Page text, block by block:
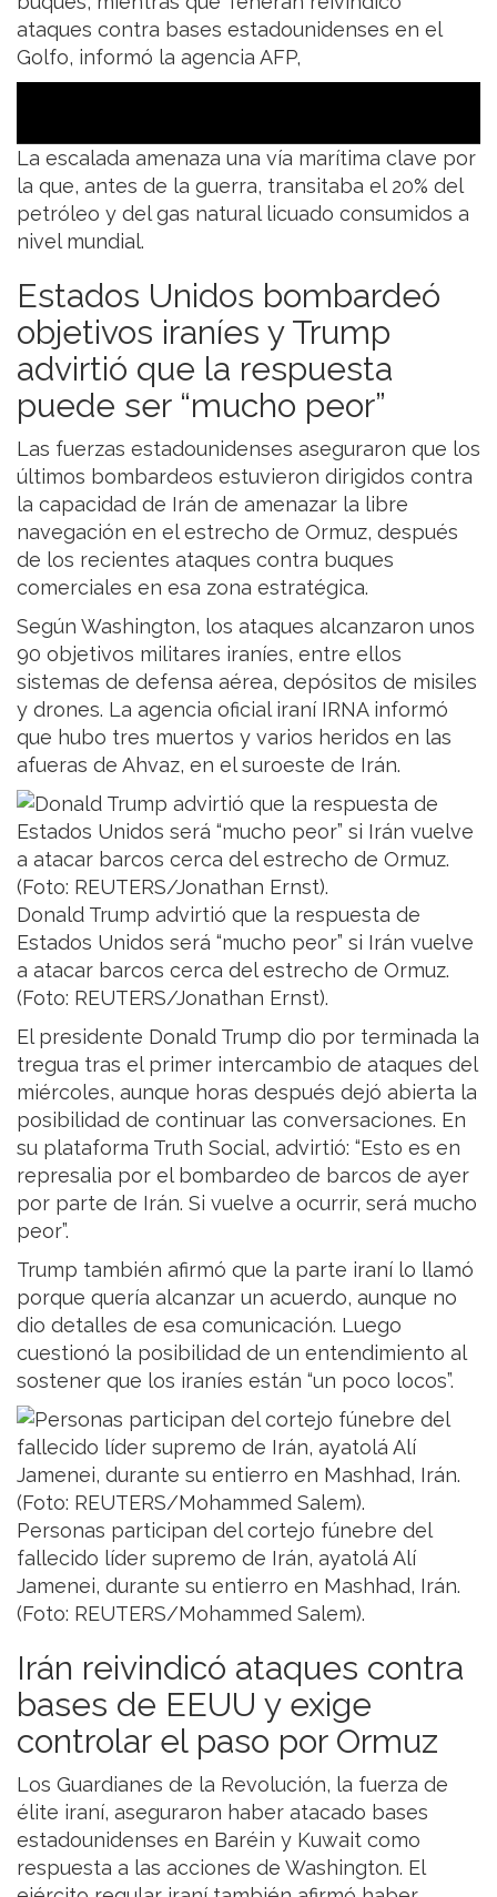
ataques contra bases estadounidenses en el
Golfo, informó la agencia AFP,
La escalada amenaza una vía marítima clave por
la que, antes de la guerra, transitaba el 20% del
petróleo y del gas natural licuado consumidos a
nivel mundial.
Estados Unidos bombardeó
objetivos iraníes y Trump
advirtió que la respuesta
puede ser “mucho peor”
Las fuerzas estadounidenses aseguraron que los
últimos bombardeos estuvieron dirigidos contra
la capacidad de Irán de amenazar la libre
navegación en el estrecho de Ormuz, después
de los recientes ataques contra buques
comerciales en esa zona estratégica.
Según Washington, los ataques alcanzaron unos
90 objetivos militares iraníes, entre ellos
sistemas de defensa aérea, depósitos de misiles
y drones. La agencia oficial iraní IRNA informó
que hubo tres muertos y varios heridos en las
afueras de Ahvaz, en el suroeste de Irán.
Donald Trump advirtió que la respuesta de
Estados Unidos será “mucho peor” si Irán vuelve
a atacar barcos cerca del estrecho de Ormuz.
(Foto: REUTERS/Jonathan Ernst).
El presidente Donald Trump dio por terminada la
tregua tras el primer intercambio de ataques del
miércoles, aunque horas después dejó abierta la
posibilidad de continuar las conversaciones. En
su plataforma Truth Social, advirtió: “Esto es en
represalia por el bombardeo de barcos de ayer
por parte de Irán. Si vuelve a ocurrir, será mucho
peor”.
Trump también afirmó que la parte iraní lo llamó
porque quería alcanzar un acuerdo, aunque no
dio detalles de esa comunicación. Luego
cuestionó la posibilidad de un entendimiento al
sostener que los iraníes están “un poco locos”.
Personas participan del cortejo fúnebre del
fallecido líder supremo de Irán, ayatolá Alí
Jamenei, durante su entierro en Mashhad, Irán.
(Foto: REUTERS/Mohammed Salem).
Irán reivindicó ataques contra
bases de EEUU y exige
controlar el paso por Ormuz
Los Guardianes de la Revolución, la fuerza de
élite iraní, aseguraron haber atacado bases
estadounidenses en Baréin y Kuwait como
respuesta a las acciones de Washington. El